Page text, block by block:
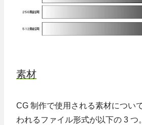
素材
CG 制作で使用される素材につい
われるファイル形式が以下の 3 つ。